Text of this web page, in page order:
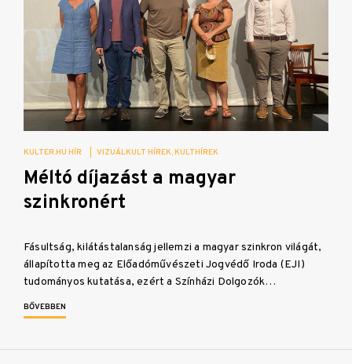
KULTER.HU HÍR VIZUÁLKULT HÍREK KULTHÍREK
Méltó díjazást a magyar
szinkronért
Fásultság, kilátástalanság jellemzi a magyar szinkron világát,
állapította meg az Előadóművészeti Jogvédő Iroda (EJI)
tudományos kutatása, ezért a Színházi Dolgozók…
BŐVEBBEN